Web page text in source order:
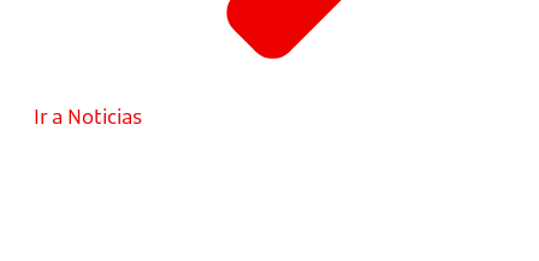
Ir a Noticias